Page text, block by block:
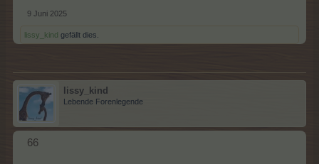
9 Juni 2025
lissy_kind gefällt dies.
lissy_kind
Lebende Forenlegende
66